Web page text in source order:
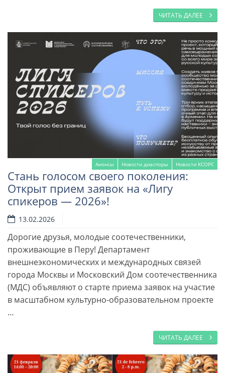
ЧИТАТЬ ДАЛЕЕ
Анонсы Новости диаспоры Новости КСОРС
Стань голосом своего поколения:
Открыт прием заявок на «Лигу
спикеров — 2026»!
13.02.2026
Дорогие друзья, молодые соотечественники,
проживающие в Перу! Департамент
внешнеэкономических и международных связей
города Москвы и Московский Дом соотечественника
(МДС) объявляют о старте приема заявок на участие
в масштабном культурно-образовательном проекте
…
ЧИТАТЬ ДАЛЕЕ